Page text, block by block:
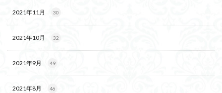
2021年11月 30
2021年10月 32
2021年9月 49
2021年8月 46